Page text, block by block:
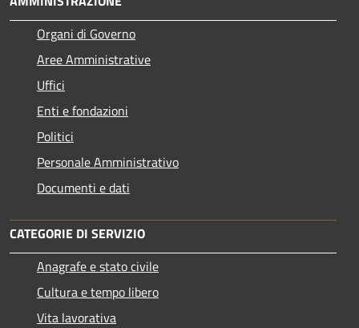
Organi di Governo
Aree Amministrative
Uffici
Enti e fondazioni
Politici
Personale Amministrativo
Documenti e dati
CATEGORIE DI SERVIZIO
Anagrafe e stato civile
Cultura e tempo libero
Vita lavorativa